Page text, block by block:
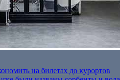
на билетах до курортов